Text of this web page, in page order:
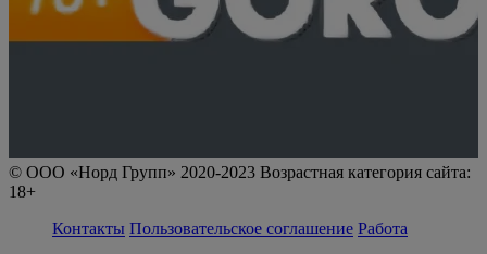
© ООО «Норд Групп» 2020-2023 Возрастная категория сайта:
18+
Контакты Пользовательское соглашение Работа